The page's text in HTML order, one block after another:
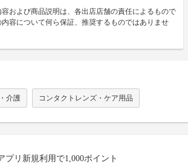
および商品説明は、各出店店舗の責任によるもので
容について何ら保証、推奨するものではありませ
介護 コンタクトレンズ・ケア用品
プリ新規利用で1,000ポイント